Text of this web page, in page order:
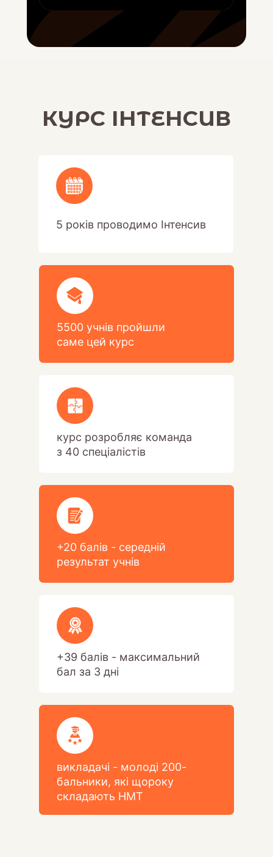
КУРС ІНТЕНСИВ
5500 учнів пройшли
саме цей курс
курс розробляє команда
з 40 спеціалістів
5 років проводимо Інтенсив
+20 балів - середній
результат учнів
+39 балів - максимальний
бал за 3 дні
викладачі - молоді 200-
бальники, які щороку
складають НМТ